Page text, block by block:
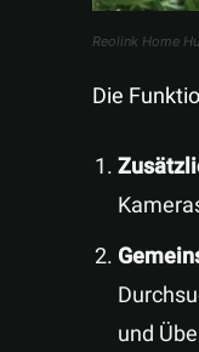
Reolink Home
Die
und